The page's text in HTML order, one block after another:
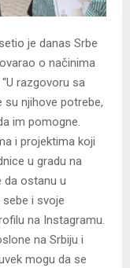
je danas Srbe
o načinima
razgovoru sa
su njihove potrebe,
im pomogne.
i projektima koji
u gradu na
da ostanu u
i svoje
na Instagramu.
na Srbiju i
mogu da se